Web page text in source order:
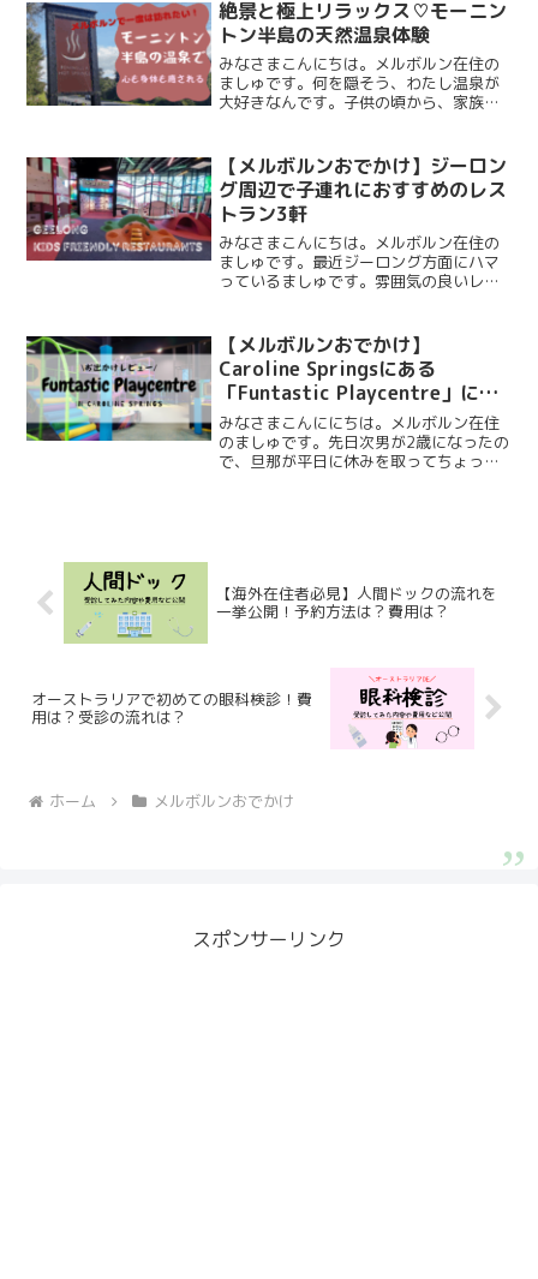
で気になるカフェが見つかったので週末
に早速行ってき...
絶景と極上リラックス♡モーニン
トン半島の天然温泉体験
みなさまこんにちは。メルボルン在住の
ましゅです。何を隠そう、わたし温泉が
大好きなんです。子供の頃から、家族や
ルンには、温泉施設があるのをご存じで
すか？行きたい行きたいと...
【メルボルンおでかけ】ジーロン
グ周辺で子連れにおすすめのレス
トラン3軒
みなさまこんにちは。メルボルン在住の
ましゅです。最近ジーロング方面にハマ
っているましゅです。雰囲気の良いレス
ています。我が家からそんなに遠くな
く、運転がしやすいのも◎今...
【メルボルンおでかけ】
Caroline Springsにある
「Funtastic Playcentre」に行
ってみた
みなさまこんににちは。メルボルン在住
のましゅです。先日次男が2歳になったの
で、旦那が平日に休みを取ってちょっと
【海外在住者必見】人間ドックの流れを
一挙公開！予約方法は？費用は？
オーストラリアで初めての眼科検診！費
用は？受診の流れは？
ホーム メルボルンおでかけ
スポンサーリンク